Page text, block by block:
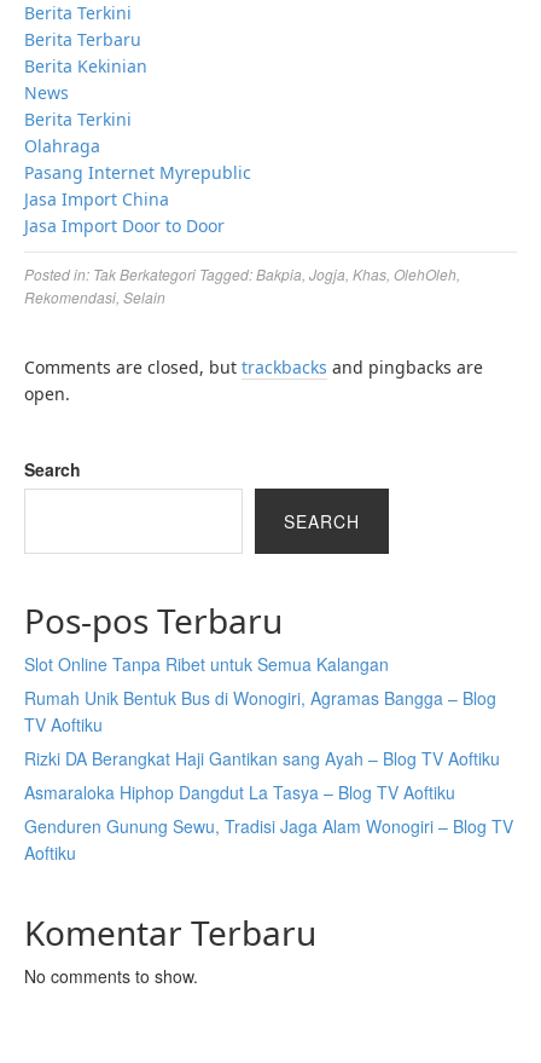
Berita Terkini
Berita Terbaru
Berita Kekinian
News
Berita Terkini
Olahraga
Pasang Internet Myrepublic
Jasa Import China
Jasa Import Door to Door
Posted in: Tak Berkategori Tagged:Bakpia Jogja Khas OlehOleh
Rekomendasi Selain
Comments are closed, but trackbacks and pingbacks are
open.
Search
SEARCH
Pos-pos Terbaru
Slot Online Tanpa Ribet untuk Semua Kalangan
Rumah Unik Bentuk Bus di Wonogiri, Agramas Bangga – Blog
TV Aoftiku
Rizki DA Berangkat Haji Gantikan sang Ayah – Blog TV Aoftiku
Asmaraloka Hiphop Dangdut La Tasya – Blog TV Aoftiku
Genduren Gunung Sewu, Tradisi Jaga Alam Wonogiri – Blog TV
Aoftiku
Komentar Terbaru
No comments to show.